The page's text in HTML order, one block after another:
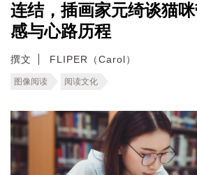
连结，插画家元绮谈猫
感与心路历程
撰文 FLIPER（Carol）
图像阅读 阅读文化